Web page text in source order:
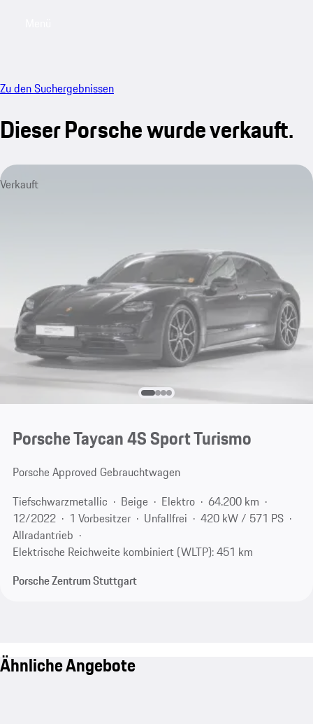
Zu den Suchergebnissen
Dieser Porsche wurde verkauft.
Verkauft
Porsche Taycan 4S Sport Turismo
Porsche Approved Gebrauchtwagen
Tiefschwarzmetallic
Beige Elektro
64.200 km
12/2022
1 Vorbesitzer Unfallfrei
420 kW / 571 PS
Allradantrieb
Elektrische Reichweite kombiniert (WLTP): 451 km
Porsche Zentrum Stuttgart
Ähnliche Angebote